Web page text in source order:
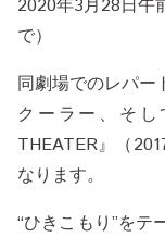
2020年3月28日午
で）
同劇場でのレパー
クーラー、そ
THEATER』（
なります。
“ひきこもり”を